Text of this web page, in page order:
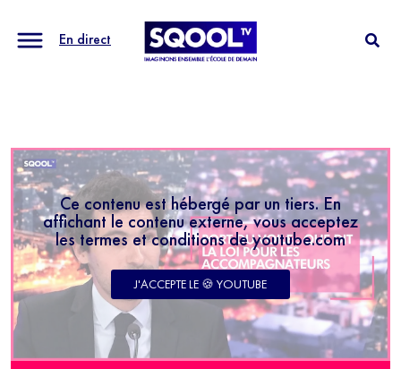
En direct
Ce contenu est hébergé par un tiers. En
affichant le contenu externe, vous acceptez
les termes et conditions de youtube.com
J'ACCEPTE LE 🍪 YOUTUBE